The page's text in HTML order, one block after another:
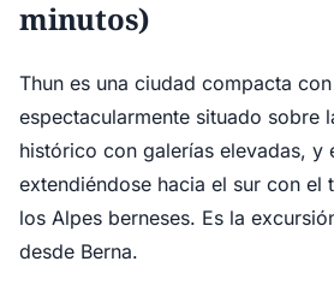
minutos)
Thun es una ciudad compacta
espectacularmente situado sobre
histórico con galerías elevadas, y
extendiéndose hacia el sur con el
los Alpes berneses. Es la
desde Berna.